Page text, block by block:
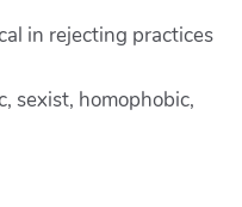
in rejecting practices
sexist, homophobic,